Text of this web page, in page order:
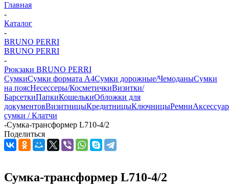
Главная
-
Каталог
-
BRUNO PERRI
BRUNO PERRI
-
Рюкзаки BRUNO PERRI
СумкиСумки формата А4Сумки дорожные/ЧемоданыСумки
на поясНесессеры/КосметичкиВизитки/
БарсеткиПапкиКошелькиОбложки для
документовВизитницыКредитницыКлючницыРемни
сумки / Клатчи
-Сумка-трансформер L710-4/2
Поделиться
Сумка-трансформер L710-4/2